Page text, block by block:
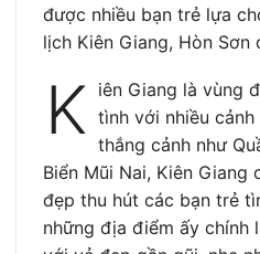
được nhiều bạn trẻ lựa
lịch Kiên Giang, Hòn Sơn
K iên Giang là vùng
tình với nhiều
thắng cảnh như
Biển Mũi Nai, Kiên
đẹp thu hút các bạn trẻ
những địa điểm ấy chính